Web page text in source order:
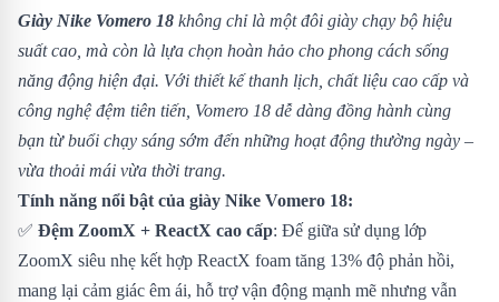
Giày Nike Vomero 18 không chỉ là một đôi giày chạy bộ hiệu
suất cao, mà còn là lựa chọn hoàn hảo cho phong cách sống
năng động hiện đại. Với thiết kế thanh lịch, chất liệu cao cấp và
công nghệ đệm tiên tiến, Vomero 18 dễ dàng đồng hành cùng
bạn từ buổi chạy sáng sớm đến những hoạt động thường ngày –
vừa thoải mái vừa thời trang.
Tính năng nổi bật của giày Nike Vomero 18:
✅ Đệm ZoomX + ReactX cao cấp: Đế giữa sử dụng lớp
ZoomX siêu nhẹ kết hợp ReactX foam tăng 13% độ phản hồi,
mang lại cảm giác êm ái, hỗ trợ vận động mạnh mẽ nhưng vẫn